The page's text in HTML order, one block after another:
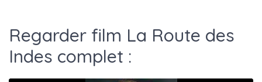
Regarder film La Route des
Indes complet :